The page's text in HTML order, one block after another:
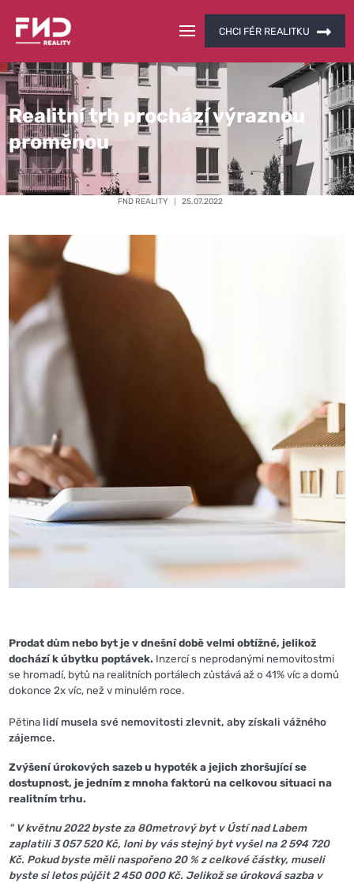
CHCI FÉR REALITKU
Realitní trh prochází výraznou
proměnou
FND REALITY 25.07.2022
Prodat dům nebo byt je v dnešní době velmi obtížné, jelikož
dochází k úbytku poptávek. Inzercí s neprodanými nemovitostmi
se hromadí, bytů na realitních portálech zůstává až o 41% víc a domů
dokonce 2x víc, než v minulém roce.
Pětina lidí musela své nemovitosti zlevnit, aby získali vážného
zájemce.
Zvýšení úrokových sazeb u hypoték a jejich zhoršující se
dostupnost, je jedním z mnoha faktorů na celkovou situaci na
realitním trhu.
" V květnu 2022 byste za 80metrový byt v Ústí nad Labem
zaplatili 3 057 520 Kč, loni by vás stejný byt vyšel na 2 594 720
Kč. Pokud byste měli naspořeno 20 % z celkové částky, museli
byste si letos půjčit 2 450 000 Kč. Jelikož se úroková sazba v